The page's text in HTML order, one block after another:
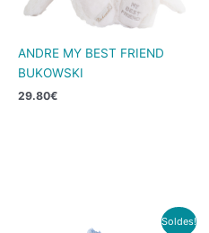
ANDRE MY BEST FRIEND
BUKOWSKI
29.80€
Soldes!